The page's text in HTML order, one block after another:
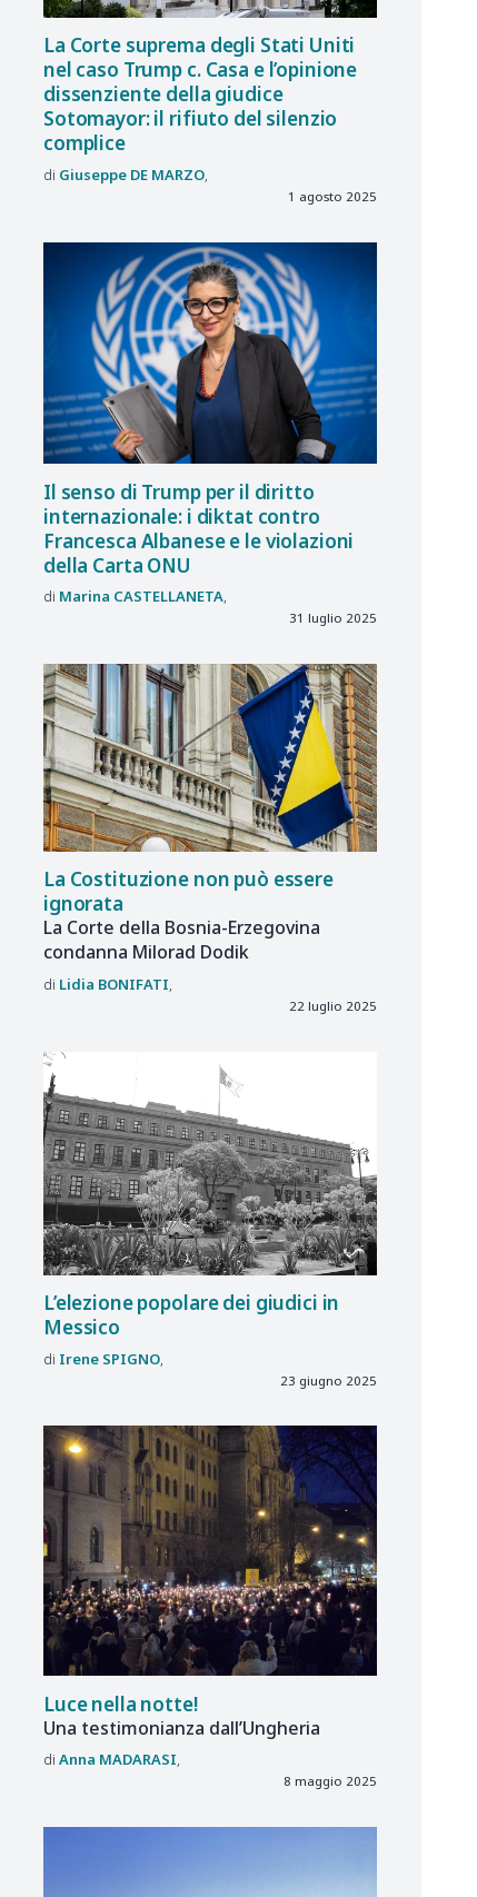
La Corte suprema degli Stati Uniti
nel caso Trump c. Casa e l’opinione
dissenziente della giudice
Sotomayor: il rifiuto del silenzio
complice
Giuseppe DE MARZO
1 agosto 2025
Il senso di Trump per il diritto
internazionale: i diktat contro
Francesca Albanese e le violazioni
della Carta ONU
Marina CASTELLANETA
31 luglio 2025
La Costituzione non può essere
ignorata
La Corte della Bosnia-Erzegovina
condanna Milorad Dodik
Lidia BONIFATI
22 luglio 2025
L’elezione popolare dei giudici in
Messico
Irene SPIGNO
23 giugno 2025
Luce nella notte!
Una testimonianza dall’Ungheria
Anna MADARASI
8 maggio 2025